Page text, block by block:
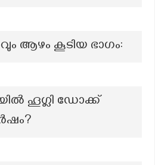
ആഴം കൂടിയ ഭാഗം:
ഹൂഗ്ലി ഡോക്ക്